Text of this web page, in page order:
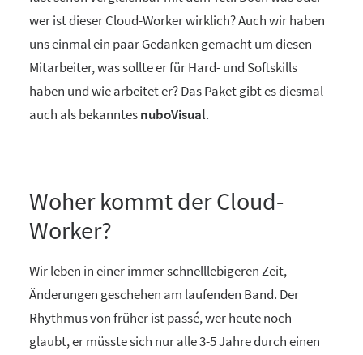
wer ist dieser Cloud-Worker wirklich? Auch wir haben
uns einmal ein paar Gedanken gemacht um diesen
Mitarbeiter, was sollte er für Hard- und Softskills
haben und wie arbeitet er? Das Paket gibt es diesmal
auch als bekanntesnuboVisual.
Woher kommt der Cloud-
Worker?
Wir leben in einer immer schnelllebigeren Zeit,
Änderungen geschehen am laufenden Band. Der
Rhythmus von früher ist passé, wer heute noch
glaubt, er müsste sich nur alle 3-5 Jahre durch einen